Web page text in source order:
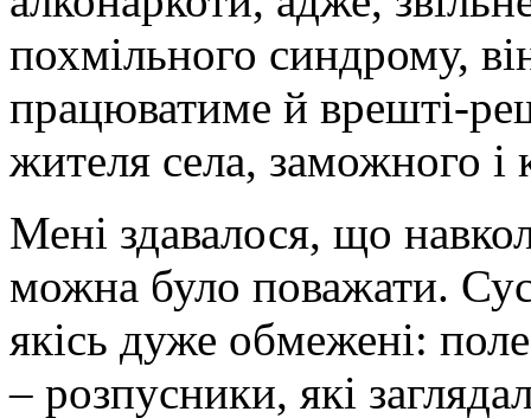
похмільного синдрому,
працюватиме й врешті-
жителя села, заможного і
Мені здавалося, що
можна було поважати.
якісь дуже обмежені:
– розпусники, які